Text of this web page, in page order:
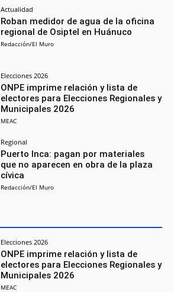
Actualidad
Roban medidor de agua de la oficina
regional de Osiptel en Huánuco
Redacción/El Muro
Elecciones 2026
ONPE imprime relación y lista de
electores para Elecciones Regionales y
Municipales 2026
MEAC
Regional
Puerto Inca: pagan por materiales
que no aparecen en obra de la plaza
cívica
Redacción/El Muro
Elecciones 2026
ONPE imprime relación y lista de
electores para Elecciones Regionales y
Municipales 2026
MEAC